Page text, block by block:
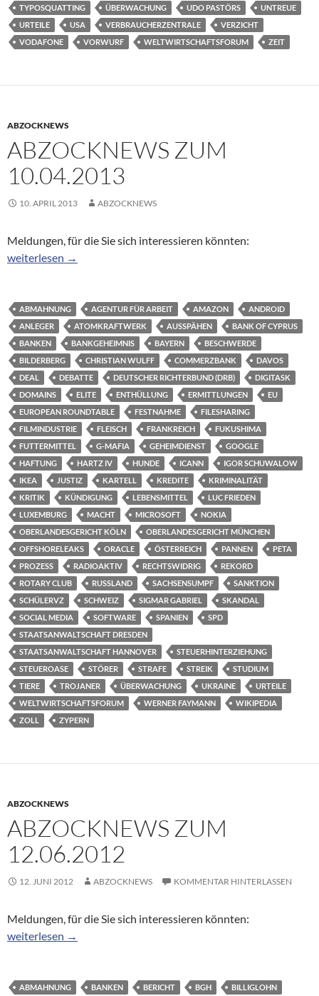
TYPOSQUATTING
ÜBERWACHUNG UDO PASTÖRS
UNTREUE
URTEILE
USA VERBRAUCHERZENTRALE
VERZICHT
VODAFONE
VORWURF WELTWIRTSCHAFTSFORUM ZEIT
ABZOCKNEWS
ABZOCKNEWS ZUM
10.04.2013
10. APRIL 2013 ABZOCKNEWS
Meldungen, für die Sie sich interessieren könnten:
Abzocknews zum 10.04.2013
weiterlesen →
ABMAHNUNG AGENTUR FÜR ARBEIT AMAZON
ANDROID
ANLEGER
ATOMKRAFTWERK AUSSPÄHEN
BANK OF CYPRUS
BANKEN
BANKGEHEIMNIS BAYERN
BESCHWERDE
BILDERBERG
CHRISTIAN WULFF COMMERZBANK
DAVOS
DEAL
DEBATTE DEUTSCHER RICHTERBUND (DRB)
DIGITASK
DOMAINS
ELITE ENTHÜLLUNG ERMITTLUNGEN
EU
EUROPEAN ROUNDTABLE
FESTNAHME
FILESHARING
FILMINDUSTRIE
FLEISCH FRANKREICH
FUKUSHIMA
FUTTERMITTEL
G-MAFIA GEHEIMDIENST
GOOGLE
HAFTUNG
HARTZ IV HUNDE ICANN
IGOR SCHUWALOW
IKEA
JUSTIZ KARTELL KREDITE
KRIMINALITÄT
KRITIK
KÜNDIGUNG LEBENSMITTEL
LUC FRIEDEN
LUXEMBURG
MACHT MICROSOFT
NOKIA
OBERLANDESGERICHT KÖLN
OBERLANDESGERICHT MÜNCHEN
OFFSHORELEAKS
ORACLE ÖSTERREICH PANNEN
PETA
PROZESS
RADIOAKTIV RECHTSWIDRIG
REKORD
ROTARY CLUB
RUSSLAND SACHSENSUMPF
SANKTION
SCHÜLERVZ
SCHWEIZ SIGMAR GABRIEL
SKANDAL
SOCIAL MEDIA
SOFTWARE SPANIEN
SPD
STAATSANWALTSCHAFT DRESDEN
STAATSANWALTSCHAFT HANNOVER
STEUERHINTERZIEHUNG
STEUEROASE
STÖRER STRAFE STREIK
STUDIUM
TIERE
TROJANER ÜBERWACHUNG UKRAINE
URTEILE
WELTWIRTSCHAFTSFORUM
WERNER FAYMANN
WIKIPEDIA
ZOLL
ZYPERN
ABZOCKNEWS
ABZOCKNEWS ZUM
12.06.2012
12. JUNI 2012 ABZOCKNEWS KOMMENTAR HINTERLASSEN
Meldungen, für die Sie sich interessieren könnten:
Abzocknews zum 12.06.2012
weiterlesen →
ABMAHNUNG BANKEN BERICHT BGH
BILLIGLOHN